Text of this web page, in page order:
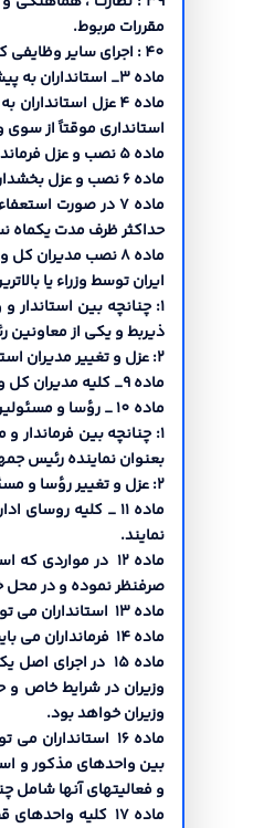
مقررات مربوط.
40 : اجراي سایر وظایفی که در استانها از طریق مراجع ذیصلاح بر عهده استاندار محول میگردد.
ماده 3_ استانداران به پیشنهاد وزیر کشور و تصویب هیأت وزیران با حکم رئیس جمهور منصوب می گردند.
ماده 4 عزل
استانداري موقتاً از
ماده 5 نصب و عزل فرمانداران با پیشنهاد استاندار و تأیید و حکم وزیر کشور خواهد بود.
ماده 6 نصب و عزل بخشداران با پیشنهاد فرماندار و تأیید استاندار و حکم وزیر کشور خواهد بود. اختیارات وزیر کشور موضوع این ماه قابل تفویض به استانداران می باشد.
ماده 7 در صورت
حداکثر ظرف مدت یکماه
ماده 8 نصب
ایران توسط وزراء یا
1: چنانچه بین
ذیربط و یکی از
2: عزل و تغییر مدیران استان توسط وزیر یا بالاترین مقام دستگاه ذیربط و با اطلاع استاندار صورت می گیرد
ماده 9_ کلیه مدیران کل و بالاترین مقامات اجرایی در استان و فرمانده ناحیه انتظامی موظفند عدم حضور خود را در محل خدمت به اطلاع استاندار برسانند و جانشین موقت خود را به وي معرفی نمایند.
ماده 10 _ رؤسا و مسئولین ادارات موضوع ماده 8 در شهرستان با هماهنگی فرماندار منصوب می شوند.
1: چنانچه بین
بعنوان نماینده رئیس
2: عزل و تغییر رؤسا و مسئولین ادارات شهرستان توسط مقامهاي مجاز دستگاههاي ذیربط باطلاع فرماندار صورت می گیرد.
ماده 11 _ کلیه
نمایند.
ماده 12 در
صرفنظر نموده و در محل
ماده 13 استانداران می توانند مستقیماً با مقامات عالیرتبه جمهوري اسلامی ارتباط برقرار نمایند و مسائل مورد نظر در قلمرو مأموریت خویش را مطرح سازند.
ماده 14 فرمانداران می بایستی از طریق استانداران با مقامات موضوع ماده 13 ارتباط برقرار نمایند.
ماده 15 در
وزیران در شرایط خاص
وزیران خواهد بود.
ماده 16
بین واحدهاي مذکور و
و فعالیتهاي آنها شامل
ماده 17 کلیه